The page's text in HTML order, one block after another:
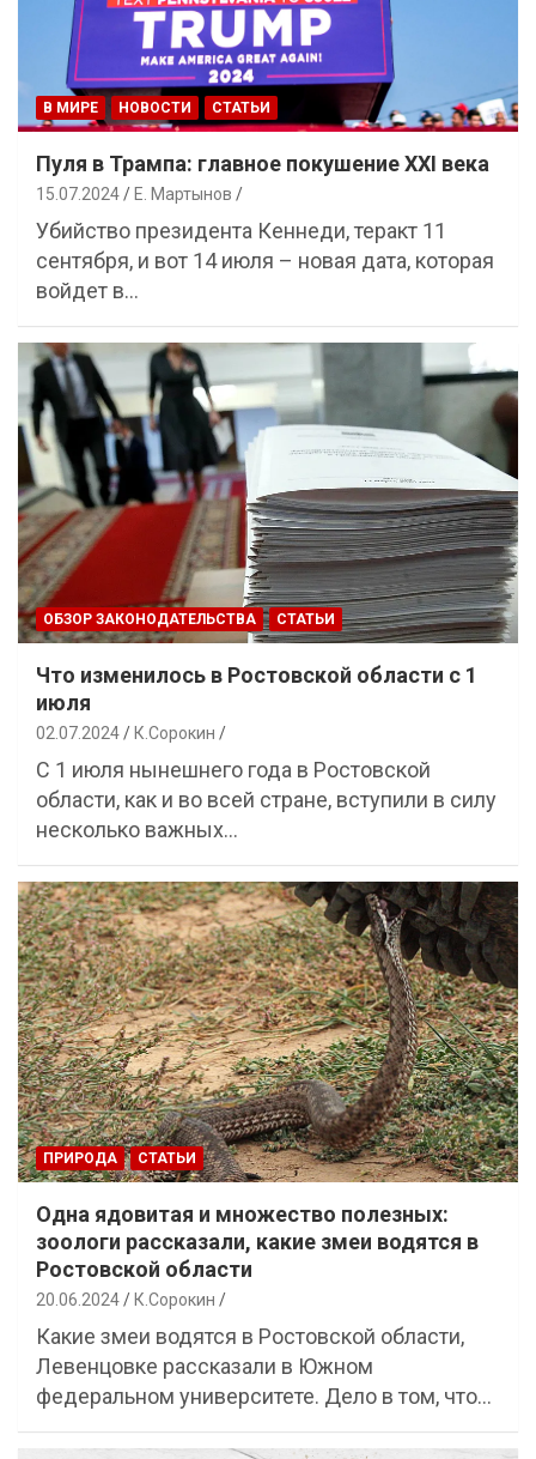
В МИРЕ НОВОСТИ СТАТЬИ
Пуля в Трампа: главное покушение XXI века
15.07.2024 Е. Мартынов
Убийство президента Кеннеди, теракт 11
сентября, и вот 14 июля – новая дата, которая
войдет в…
ОБЗОР ЗАКОНОДАТЕЛЬСТВА СТАТЬИ
Что изменилось в Ростовской области с 1
июля
02.07.2024 К.Сорокин
С 1 июля нынешнего года в Ростовской
области, как и во всей стране, вступили в силу
несколько важных…
ПРИРОДА СТАТЬИ
Одна ядовитая и множество полезных:
зоологи рассказали, какие змеи водятся в
Ростовской области
20.06.2024 К.Сорокин
Какие змеи водятся в Ростовской области,
Левенцовке рассказали в Южном
федеральном университете. Дело в том, что…